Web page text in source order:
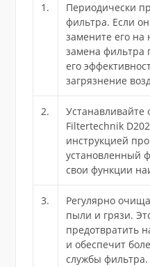
1.
Периодически
фильтра. Если
замените его на
замена фильтра
его
загрязнение
2.
Filtertechnik
инструкцией
установленный
свои функции
3.
Регулярно
пыли и грязи.
предотвратить
и обеспечит
службы фильтра.